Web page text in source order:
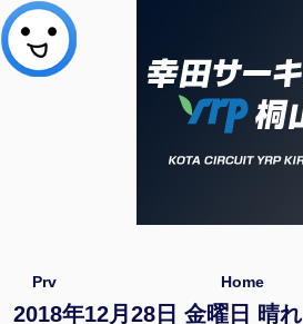
Prv Home
2018年12月28日 金曜日 晴れ